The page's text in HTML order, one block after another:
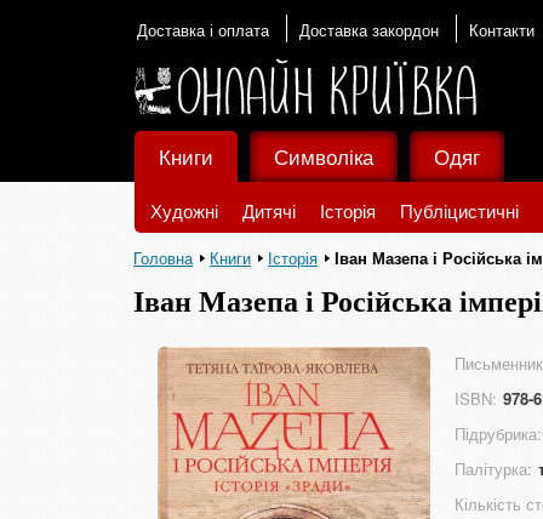
Доставка і оплата Доставка закордон Контакти
Книги
Художні Дитячі Історія Публіцистичні
Символіка Одяг
Головна Книги Історія Іван Мазепа і Російська
Іван Мазепа і Російська
ISBN: 978-
Підрубрика:
Палітурка:
Кількість